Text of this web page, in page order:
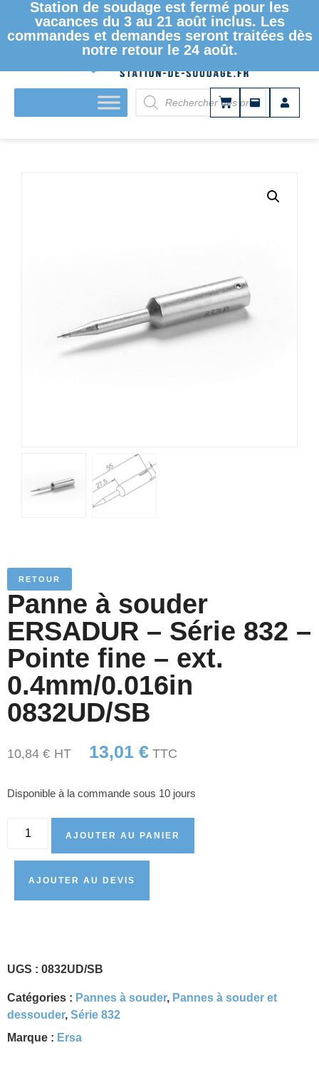
Station de soudage est fermé pour les
vacances du 3 au 21 août inclus. Les
commandes et demandes seront traitées dès
notre retour le 24 août.
PANNES À SOUDER ET DESSOUDER
SÉRIE 832 – POINTE FINE – EXT. 0.4MM/0.016IN
RETOUR
Panne à souder
ERSADUR – Série 832 –
Pointe fine – ext.
0.4mm/0.016in
0832UD/SB
10,84 € HT 13,01 € TTC
Disponible à la commande sous 10 jours
AJOUTER AU PANIER
AJOUTER AU DEVIS
UGS : 0832UD/SB
Catégories : Pannes à souder, Pannes à souder et
dessouder, Série 832
Marque : Ersa